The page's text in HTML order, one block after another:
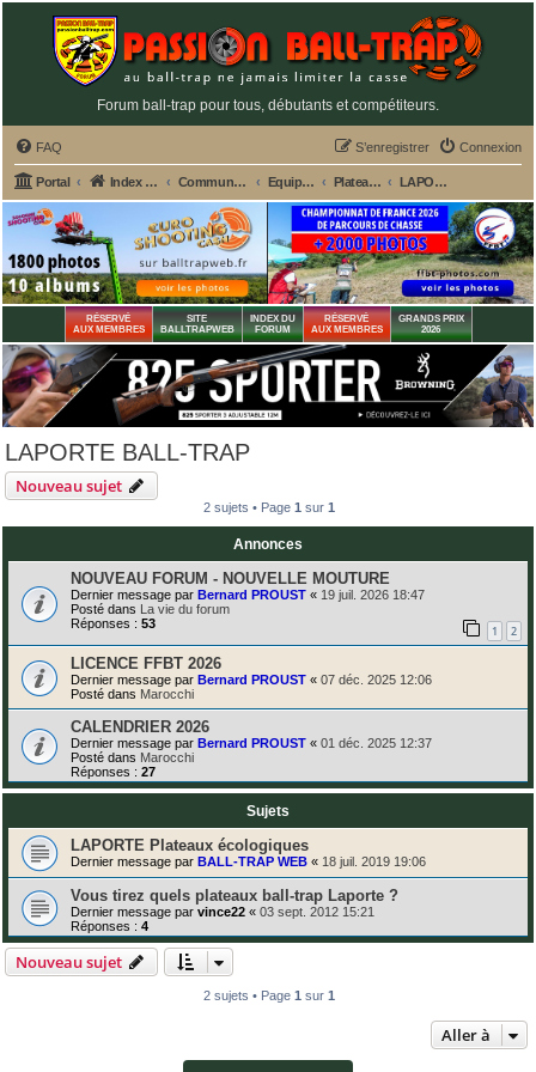
Forum ball-trap pour tous, débutants et compétiteurs.
FAQ Connexion
S’enregistrer
Portal Index du forum Commun aux 2 fédérations ball-trap FFBT et FFT Equipement des stands de tir ball-trap Plateaux ball-trap LAPORTE BALL-TRAP
RÉSERVÉ
AUX MEMBRES
SITE
BALLTRAPWEB
INDEX DU
FORUM
RÉSERVÉ
AUX MEMBRES
GRANDS PRIX
2026
LAPORTE BALL-TRAP
Nouveau sujet
2 sujets • Page 1 sur 1
Annonces
NOUVEAU FORUM - NOUVELLE MOUTURE
Dernier message par Bernard PROUST « 19 juil. 2026 18:47
Posté dans La vie du forum
Réponses : 53 1 2
LICENCE FFBT 2026
Dernier message par Bernard PROUST « 07 déc. 2025 12:06
Posté dans Marocchi
CALENDRIER 2026
Dernier message par Bernard PROUST « 01 déc. 2025 12:37
Posté dans Marocchi
Réponses : 27
Sujets
LAPORTE Plateaux écologiques
Dernier message par BALL-TRAP WEB « 18 juil. 2019 19:06
Vous tirez quels plateaux ball-trap Laporte ?
Dernier message par vince22 « 03 sept. 2012 15:21
Réponses : 4
Nouveau sujet
2 sujets • Page 1 sur 1
Aller à